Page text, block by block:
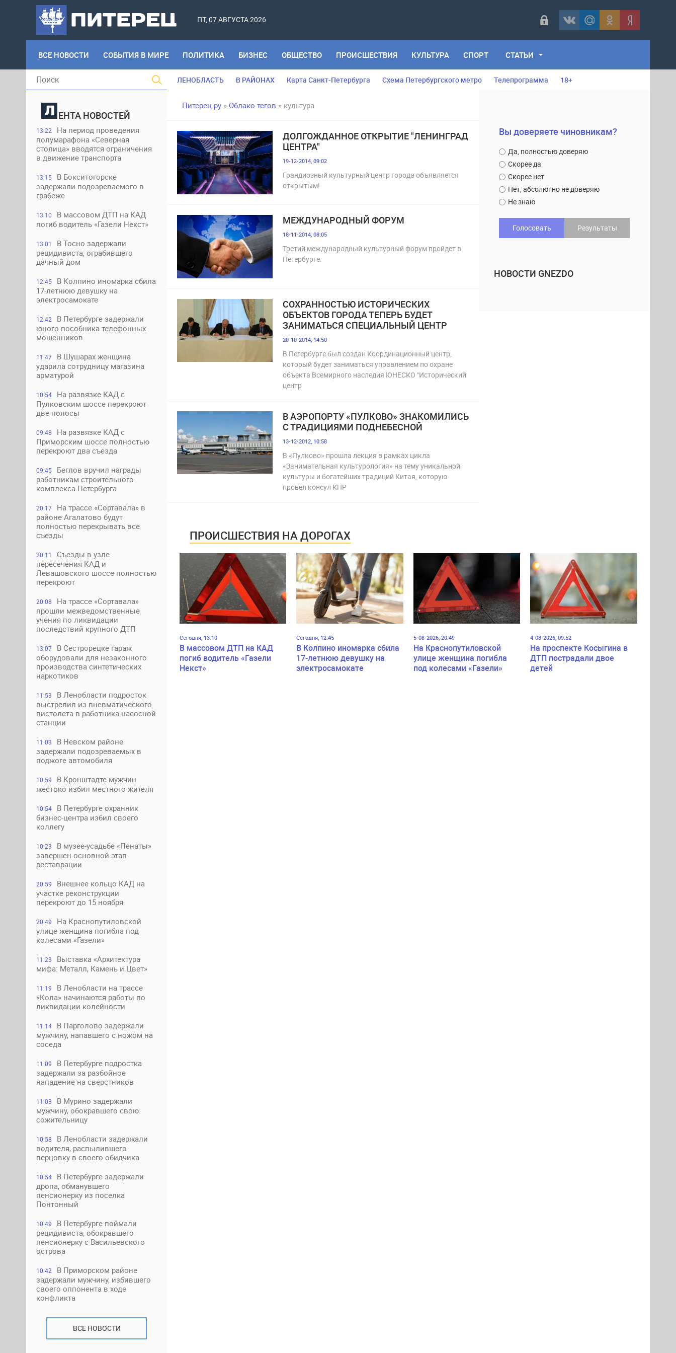
ПТ, 07 АВГУСТА 2026
ВСЕ НОВОСТИ СОБЫТИЯ В МИРЕ ПОЛИТИКА БИЗНЕС ОБЩЕСТВО ПРОИСШЕСТВИЯ КУЛЬТУРА СПОРТ СТАТЬИ
ЕНТА НОВОСТЕЙ
13:22
На период проведения
полумарафона «Северная
столица» вводятся ограничения
в движение транспорта
13:15
В Бокситогорске
задержали подозреваемого в
грабеже
13:10
В массовом ДТП на КАД
погиб водитель «Газели Некст»
13:01
В Тосно задержали
рецидивиста, ограбившего
дачный дом
12:45
В Колпино иномарка сбила
17-летнюю девушку на
электросамокате
12:42
В Петербурге задержали
юного пособника телефонных
мошенников
11:47
В Шушарах женщина
ударила сотрудницу магазина
арматурой
10:54
На развязке КАД с
Пулковским шоссе перекроют
две полосы
09:48
На развязке КАД с
Приморским шоссе полностью
перекроют два съезда
09:45
Беглов вручил награды
работникам строительного
комплекса Петербурга
20:17
На трассе «Сортавала» в
районе Агалатово будут
полностью перекрывать все
съезды
20:11
Съезды в узле
пересечения КАД и
Левашовского шоссе полностью
перекроют
20:08
На трассе «Сортавала»
прошли межведомственные
учения по ликвидации
последствий крупного ДТП
13:07
В Сестрорецке гараж
оборудовали для незаконного
производства синтетических
наркотиков
11:53
В Ленобласти подросток
выстрелил из пневматического
пистолета в работника насосной
станции
11:03
В Невском районе
задержали подозреваемых в
поджоге автомобиля
10:59
В Кронштадте мужчин
жестоко избил местного жителя
10:54
В Петербурге охранник
бизнес-центра избил своего
коллегу
10:23
В музее-усадьбе «Пенаты»
завершен основной этап
реставрации
20:59
Внешнее кольцо КАД на
участке реконструкции
перекроют до 15 ноября
20:49
На Краснопутиловской
улице женщина погибла под
колесами «Газели»
11:23
Выставка «Архитектура
мифа: Металл, Камень и Цвет»
11:19
В Ленобласти на трассе
«Кола» начинаются работы по
ликвидации колейности
11:14
В Парголово задержали
мужчину, напавшего с ножом на
соседа
11:09
В Петербурге подростка
задержали за разбойное
нападение на сверстников
11:03
В Мурино задержали
мужчину, обокравшего свою
сожительницу
10:58
В Ленобласти задержали
водителя, распылившего
перцовку в своего обидчика
10:54
В Петербурге задержали
дропа, обманувшего
пенсионерку из поселка
Понтонный
10:49
В Петербурге поймали
рецидивиста, обокравшего
пенсионерку с Васильевского
острова
10:42
В Приморском районе
задержали мужчину, избившего
своего оппонента в ходе
конфликта
ВСЕ НОВОСТИ
ЛЕНОБЛАСТЬ В РАЙОНАХ Карта Санкт-Петербурга Схема Петербургского метро Телепрограмма 18+
Питерец.ру » Облако тегов » культура
ДОЛГОЖДАННОЕ ОТКРЫТИЕ "ЛЕНИНГРАД
ЦЕНТРА"
19-12-2014, 09:02
Грандиозный культурный центр города объявляется
открытым!
МЕЖДУНАРОДНЫЙ ФОРУМ
18-11-2014, 08:05
Третий международный культурный форум пройдет в
Петербурге.
СОХРАННОСТЬЮ ИСТОРИЧЕСКИХ
ОБЪЕКТОВ ГОРОДА ТЕПЕРЬ БУДЕТ
ЗАНИМАТЬСЯ СПЕЦИАЛЬНЫЙ ЦЕНТР
20-10-2014, 14:50
В Петербурге был создан Координационный центр,
который будет заниматься управлением по охране
объекта Всемирного наследия ЮНЕСКО "Исторический
центр
В АЭРОПОРТУ «ПУЛКОВО» ЗНАКОМИЛИСЬ
С ТРАДИЦИЯМИ ПОДНЕБЕСНОЙ
13-12-2012, 10:58
В «Пулково» прошла лекция в рамках цикла
«Занимательная культурология» на тему уникальной
культуры и богатейших традиций Китая, которую
провёл консул КНР
Вы доверяете чиновникам?
Да, полностью доверяю
Скорее да
Скорее нет
Нет, абсолютно не доверяю
Не знаю
Голосовать Результаты
НОВОСТИ GNEZDO
ПРОИСШЕСТВИЯ НА ДОРОГАХ
Сегодня, 13:10
В массовом ДТП на КАД
погиб водитель «Газели
Некст»
Сегодня, 12:45
В Колпино иномарка сбила
17-летнюю девушку на
электросамокате
5-08-2026, 20:49
На Краснопутиловской
улице женщина погибла
под колесами «Газели»
4-08-2026, 09:52
На проспекте Косыгина в
ДТП пострадали двое
детей